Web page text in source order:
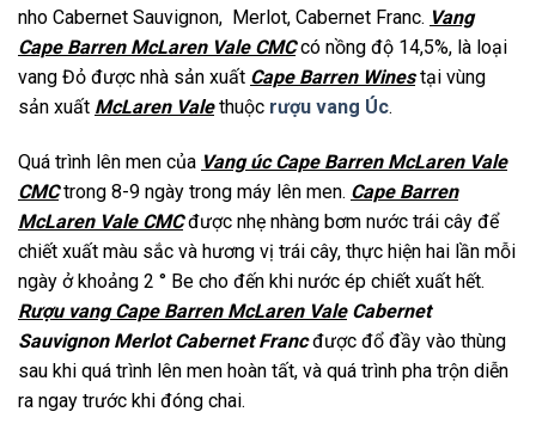
nho Cabernet Sauvignon, Merlot, Cabernet Franc. Vang
Cape Barren McLaren Vale CMCcó nồng độ 14,5%, là loại
vang Đỏ được nhà sản xuất Cape Barren Winestại vùng
sản xuất McLaren Valethuộc rượu vang Úc.
Quá trình lên men của Vang úc Cape Barren McLaren Vale
CMCtrong 8-9 ngày trong máy lên men. Cape Barren
McLaren Vale CMCđược nhẹ nhàng bơm nước trái cây để
chiết xuất màu sắc và hương vị trái cây, thực hiện hai lần mỗi
ngày ở khoảng 2 ° Be cho đến khi nước ép chiết xuất hết.
Rượu vang Cape Barren McLaren ValeCabernet
Sauvignon Merlot Cabernet Francđược đổ đầy vào thùng
sau khi quá trình lên men hoàn tất, và quá trình pha trộn diễn
ra ngay trước khi đóng chai.